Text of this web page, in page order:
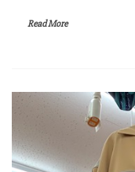
Read More